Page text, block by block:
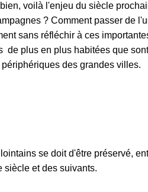
voilà l'enjeu du siècle
? Comment passer de
sans réfléchir à ces
de plus en plus habitées que
des grandes villes.
se doit d'être préservé,
siècle et des suivants.